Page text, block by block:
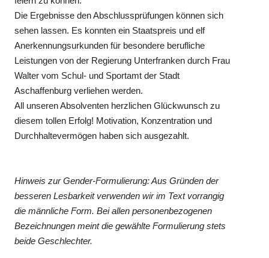
Die Ergebnisse den Abschlussprüfungen können sich
sehen lassen. Es konnten ein Staatspreis und elf
Anerkennungsurkunden für besondere berufliche
Leistungen von der Regierung Unterfranken durch Frau
Walter vom Schul- und Sportamt der Stadt
Aschaffenburg verliehen werden.
All unseren Absolventen herzlichen Glückwunsch zu
diesem tollen Erfolg! Motivation, Konzentration und
Durchhaltevermögen haben sich ausgezahlt.
Hinweis zur Gender-Formulierung: Aus Gründen der
besseren Lesbarkeit verwenden wir im Text vorrangig
die männliche Form. Bei allen personenbezogenen
Bezeichnungen meint die gewählte Formulierung stets
beide Geschlechter.